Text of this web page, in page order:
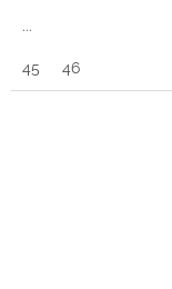
...
45 46